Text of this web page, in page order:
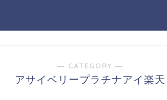
― CATEGORY ―
アサイベリープラチナアイ楽天